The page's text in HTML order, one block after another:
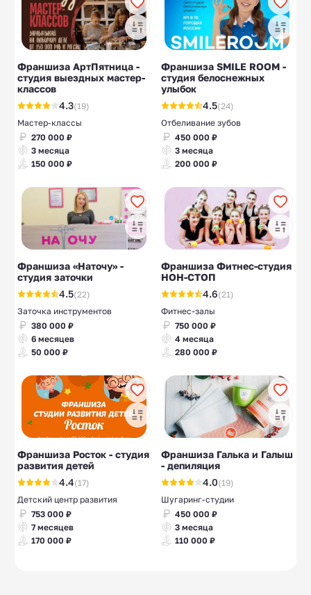
Франшиза АртПятница -
студия выездных мастер-
классов
4.3(19)
Мастер-классы
270 000 ₽
3 месяца
150 000 ₽
Франшиза SMILE ROOM -
студия белоснежных
улыбок
4.5(24)
Отбеливание зубов
450 000 ₽
3 месяца
200 000 ₽
Франшиза «Наточу» -
студия заточки
4.5(22)
Заточка инструментов
380 000 ₽
6 месяцев
50 000 ₽
Франшиза Фитнес-студия
НОН-СТОП
4.6(21)
Фитнес-залы
750 000 ₽
4 месяца
280 000 ₽
Франшиза Росток - студия
развития детей
4.4(17)
Детский центр развития
753 000 ₽
7 месяцев
170 000 ₽
Франшиза Галька и Галыш
- депиляция
4.0(19)
Шугаринг-студии
450 000 ₽
3 месяца
110 000 ₽